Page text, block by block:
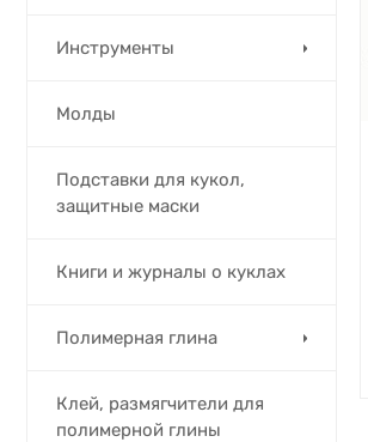
Инструменты
Молды
Подставки для кукол,
защитные маски
Книги и журналы о куклах
Полимерная глина
Клей, размягчители для
полимерной глины